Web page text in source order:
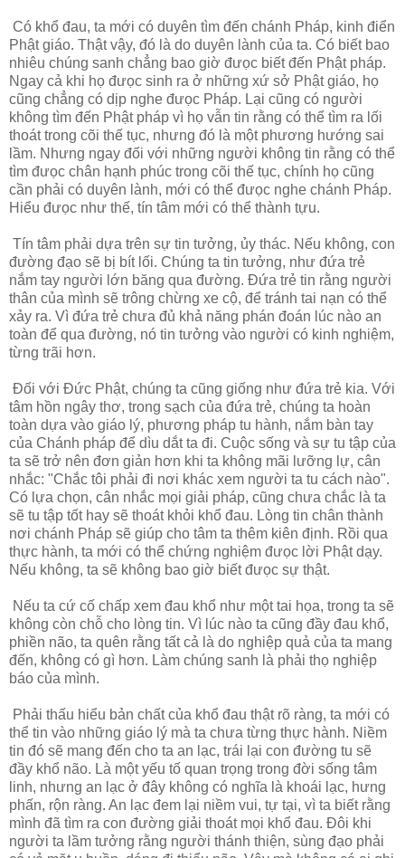
Có khổ đau, ta mới có duyên tìm đến chánh Pháp, kinh điển
Phật giáo. Thật vậy, đó là do duyên lành của ta. Có biết bao
nhiêu chúng sanh chẳng bao giờ đưọc biết đến Phật pháp.
Ngay cả khi họ đưọc sinh ra ở những xứ sở Phật giáo, họ
cũng chẳng có dịp nghe đưọc Pháp. Lại cũng có người
không tìm đến Phật pháp vì họ vẫn tin rằng có thể tìm ra lối
thoát trong cõi thế tục, nhưng đó là một phương hướng sai
lầm. Nhưng ngay đối với những người không tin rằng có thể
tìm đưọc chân hạnh phúc trong cõi thế tục, chính họ cũng
cần phải có duyên lành, mới có thể đưọc nghe chánh Pháp.
Hiểu đưọc như thế, tín tâm mới có thể thành tựu.
Tín tâm phải dựa trên sự tin tưởng, ủy thác. Nếu không, con
đường đạo sẽ bị bít lối. Chúng ta tin tưởng, như đứa trẻ
nắm tay người lớn băng qua đường. Đứa trẻ tin rằng người
thân của mình sẽ trông chừng xe cộ, để tránh tai nạn có thể
xảy ra. Vì đứa trẻ chưa đủ khả năng phán đoán lúc nào an
toàn để qua đường, nó tin tưởng vào người có kinh nghiệm,
từng trãi hơn.
Đối với Đức Phật, chúng ta cũng giống như đứa trẻ kia. Với
tâm hồn ngây thơ, trong sạch của đứa trẻ, chúng ta hoàn
toàn dựa vào giáo lý, phương pháp tu hành, nắm bàn tay
của Chánh pháp để dìu dắt ta đi. Cuộc sống và sự tu tập của
ta sẽ trở nên đơn giản hơn khi ta không mãi lưỡng lự, cân
nhắc: "Chắc tôi phải đi nơi khác xem người ta tu cách nào".
Có lựa chọn, cân nhắc mọi giải pháp, cũng chưa chắc là ta
sẽ tu tập tốt hay sẽ thoát khỏi khổ đau. Lòng tin chân thành
nơi chánh Pháp sẽ giúp cho tâm ta thêm kiên định. Rồi qua
thực hành, ta mới có thể chứng nghiệm đưọc lời Phật dạy.
Nếu không, ta sẽ không bao giờ biết đưọc sự thật.
Nếu ta cứ cố chấp xem đau khổ như một tai họa, trong ta sẽ
không còn chỗ cho lòng tin. Vì lúc nào ta cũng đầy đau khổ,
phiền não, ta quên rằng tất cả là do nghiệp quả của ta mang
đến, không có gì hơn. Làm chúng sanh là phải thọ nghiệp
báo của mình.
Phải thấu hiểu bản chất của khổ đau thật rõ ràng, ta mới có
thể tin vào những giáo lý mà ta chưa từng thực hành. Niềm
tin đó sẽ mang đến cho ta an lạc, trái lại con đường tu sẽ
đầy khổ não. Là một yếu tố quan trọng trong đời sống tâm
linh, nhưng an lạc ở đây không có nghĩa là khoái lạc, hưng
phấn, rộn ràng. An lạc đem lại niềm vui, tự tại, vì ta biết rằng
mình đã tìm ra con đường giải thoát mọi khổ đau. Đôi khi
người ta lầm tưởng rằng người thánh thiện, sùng đạo phải